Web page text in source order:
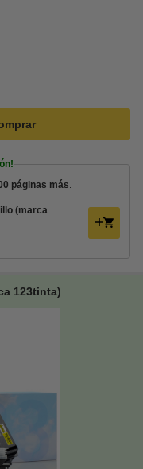
páginas más.
(marca
123tinta)